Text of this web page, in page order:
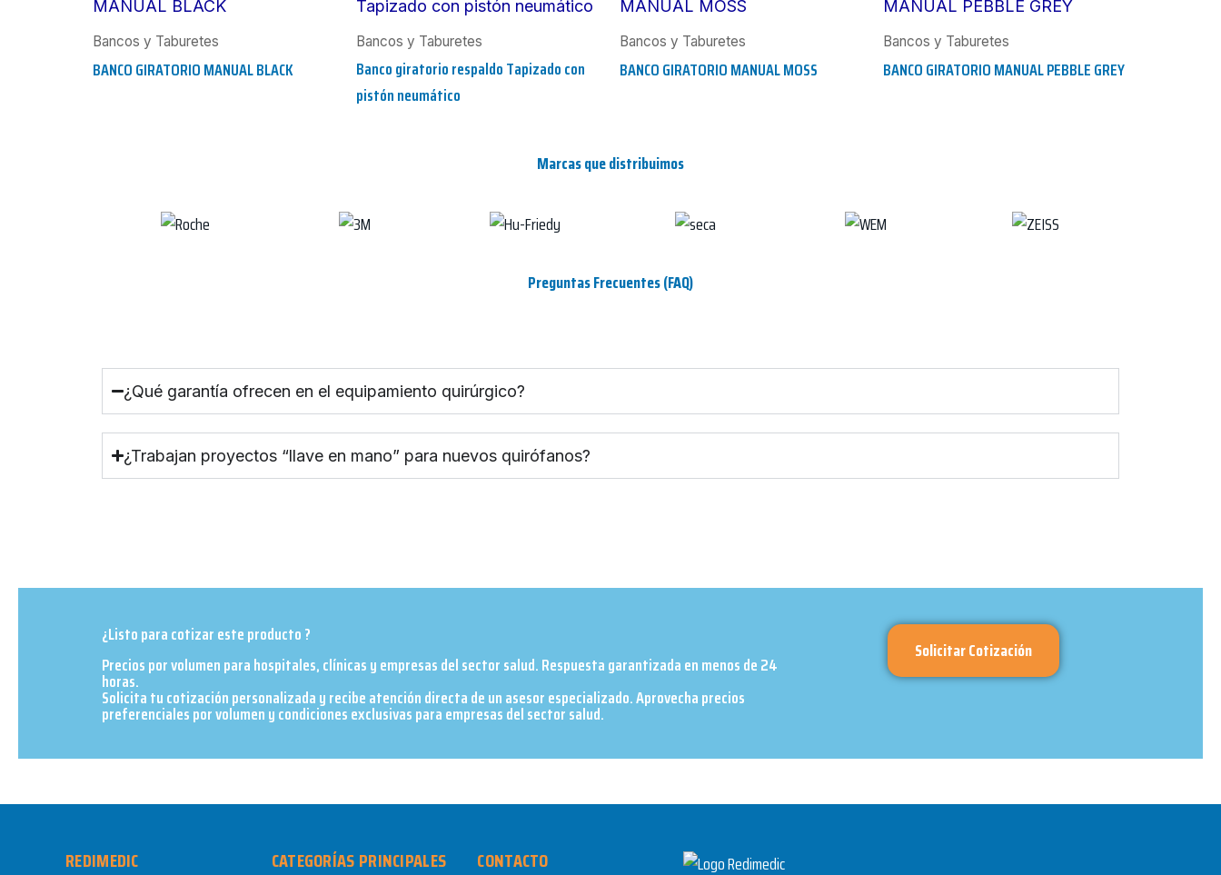
Bancos y Taburetes
BANCO GIRATORIO MANUAL BLACK
Bancos y Taburetes
Banco giratorio respaldo Tapizado con
pistón neumático
Bancos y Taburetes
BANCO GIRATORIO MANUAL MOSS
Bancos y Taburetes
BANCO GIRATORIO MANUAL PEBBLE GREY
Marcas que distribuimos
Preguntas Frecuentes (FAQ)
¿Qué garantía ofrecen en el equipamiento quirúrgico?
¿Trabajan proyectos “llave en mano” para nuevos quirófanos?
¿Listo para cotizar este producto ?
Precios por volumen para hospitales, clínicas y empresas del sector salud. Respuesta garantizada en menos de 24
horas.
Solicita tu cotización personalizada y recibe atención directa de un asesor especializado. Aprovecha precios
preferenciales por volumen y condiciones exclusivas para empresas del sector salud.​
Solicitar Cotización
REDIMEDIC CATEGORÍAS PRINCIPALES CONTACTO